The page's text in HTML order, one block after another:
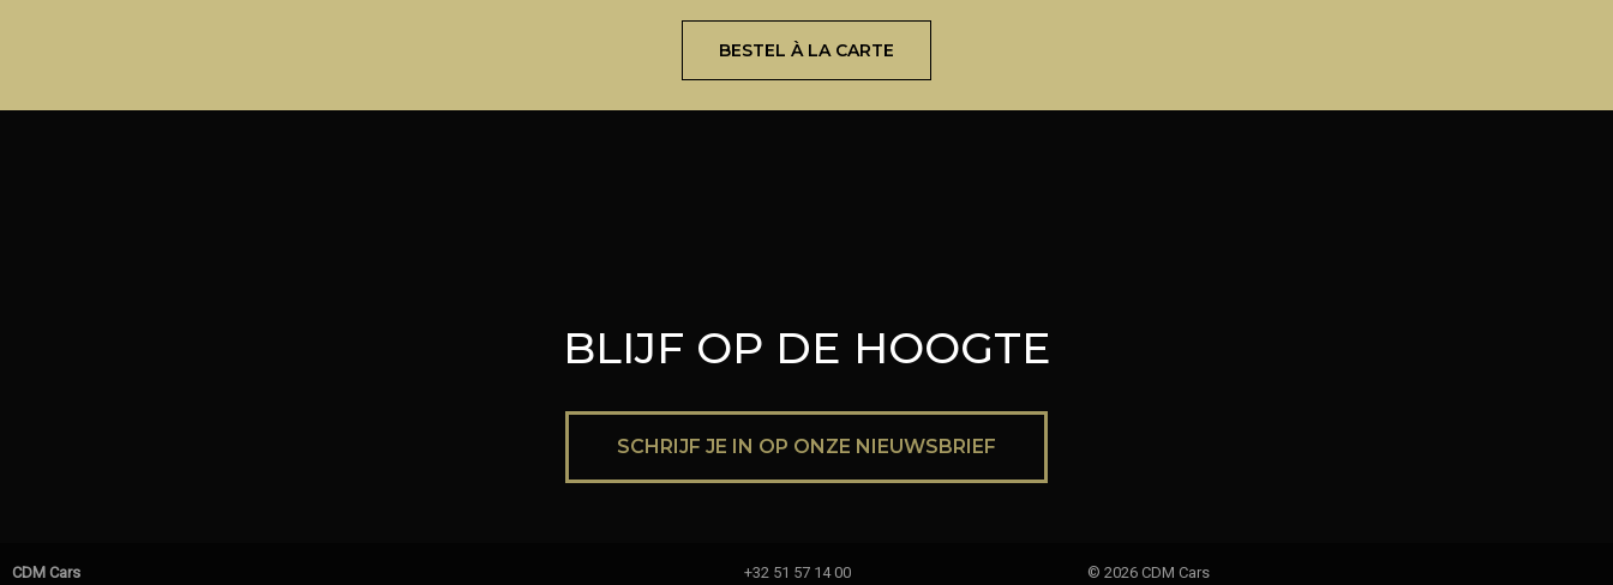
BESTEL À LA CARTE
BLIJF OP DE HOOGTE
SCHRIJF JE IN OP ONZE NIEUWSBRIEF
CDM Cars +32 51 57 14 00 © 2026 CDM Cars